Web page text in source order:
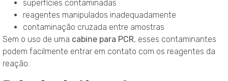
superfícies contaminadas
reagentes manipulados inadequadamente
contaminação cruzada entre amostras
Sem o uso de uma cabine para PCR, esses contaminantes
podem facilmente entrar em contato com os reagentes da
reação.